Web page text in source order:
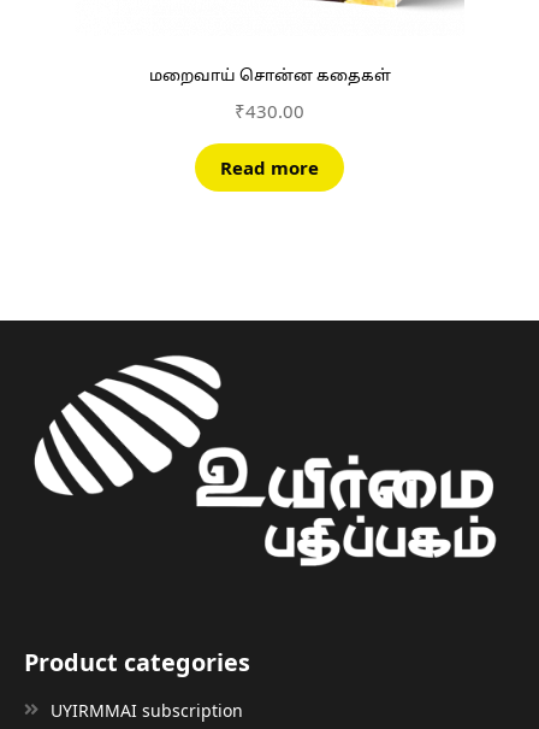
மறைவாய் சொன்ன கதைகள்
₹430.00
Read more
Product categories
UYIRMMAI subscription